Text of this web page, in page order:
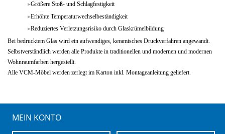
Größere Stoß- und Schlagfestigkeit
Erhöhte Temperaturwechselbeständigkeit
Reduziertes Verletzungsrisiko durch Glaskrümelbildung
Bei bedrucktem Glas wird ein aufwendiges, keramisches Druckverfahren angewandt.
Selbstverständlich werden alle Produkte in traditionellen und modernen und modernen
Wohnraumfarben hergestellt.
Alle VCM-Möbel werden zerlegt im Karton inkl. Montageanleitung geliefert.
MEIN KONTO